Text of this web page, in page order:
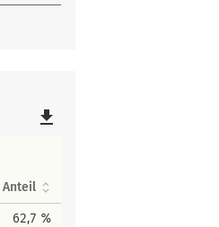
file_download
Anteil
62,7 %